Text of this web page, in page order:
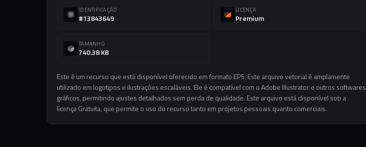
IDENTIFICAÇÃO
#13843649
LICENÇA
Premium
TAMANHO
740.38 KB
Este é um recurso que está disponível oferecido em formato EPS. Este arquivo vetorial é amplamente
utilizado em logotipos e ilustrações escaláveis. Ele é compatível com o Adobe Illustrator e outros softwares
gráficos, permitindo ajustes detalhados sem perda de qualidade. Este arquivo está disponível sob a
licença Gratuita, que permite o uso do recurso tanto em projetos pessoais quanto comerciais.